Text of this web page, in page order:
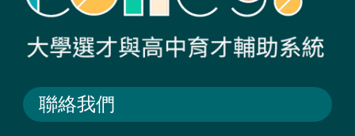
聯絡我們